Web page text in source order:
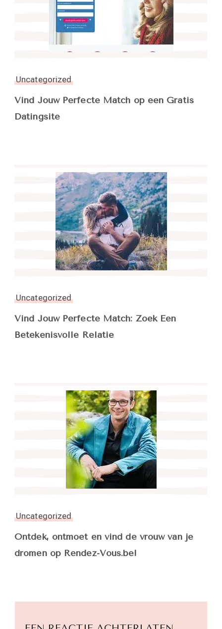
Uncategorized
Vind Jouw Perfecte Match op een Gratis
Datingsite
Uncategorized
Vind Jouw Perfecte Match: Zoek Een
Betekenisvolle Relatie
Uncategorized
Ontdek, ontmoet en vind de vrouw van je
dromen op Rendez-Vous.be!